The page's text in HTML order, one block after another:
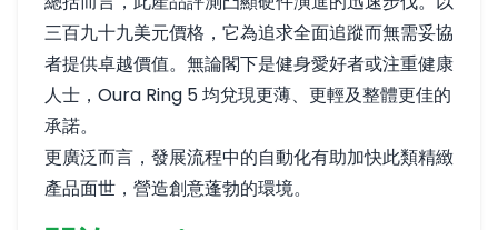
三百九十九美元價格，它為追求全面追蹤而無需妥協
者提供卓越價值。無論閣下是健身愛好者或注重健康
人士，Oura Ring 5 均兌現更薄、更輕及整體更佳的
承諾。
更廣泛而言，發展流程中的自動化有助加快此類精緻
產品面世，營造創意蓬勃的環境。